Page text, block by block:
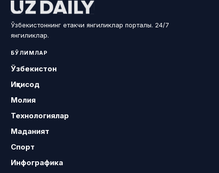
Ўзбекистоннинг етакчи янгиликлар порталы. 24/7
янгиликлар.
БЎЛИМЛАР
Ўзбекистон
Иқтисод
Молия
Технологиялар
Маданият
Спорт
Инфографика